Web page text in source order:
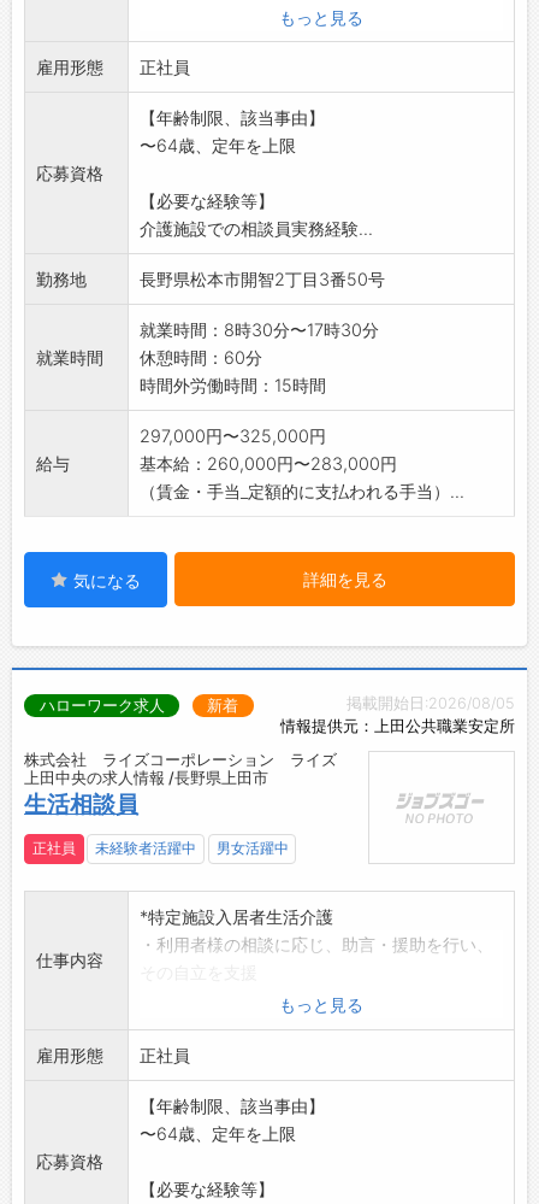
・入退去手続(日程調整、重要事項説明、契約手
続き)
・生活相談(利用者様やご家族様の相談業務)
・苦情相談窓口、イベント・レク支援
・各部署(介護・看護等)との調整病務
・事故報告書類・定期報告書類の作成
ー)・居宅介護支援
事業所のケアマネージャー)への広報活動・連
・施設長補佐業務
*変更の範囲:介護施設・事業所の運営に関わる
業務全般
もっと見る
雇用形態 正社員
応募資格
【年齢制限、該当事由】
〜64歳、定年を上限
【必要な経験等】
介護施設での相談員実務経験...
勤務地 長野県松本市開智2丁目3番50号
就業時間
就業時間：8時30分〜17時30分
休憩時間：60分
時間外労働時間：15時間
給与
297,000円〜325,000円
基本給：260,000円〜283,000円
（賃金・手当_定額的に支払われる手当）...
気になる 詳細を見る
掲載開始日:2026/08/05
情報提供元：上田公共職業安定所
ハローワーク求人 新着
株式会社 ライズコーポレーション ライズ
上田中央の求人情報 /長野県上田市
生活相談員
正社員 未経験者活躍中 男女活躍中
仕事内容
*特定施設入居者生活介護
・利用者様の相談に応じ、助言・援助を行い、
・福祉に関する情報をわかりやすく説明した
り、関係機関との
連絡・調整を図ります。
・入居契約手続き ・営業活動
変更範囲:従事業務変更なし
もっと見る
雇用形態 正社員
応募資格
【年齢制限、該当事由】
〜64歳、定年を上限
【必要な経験等】